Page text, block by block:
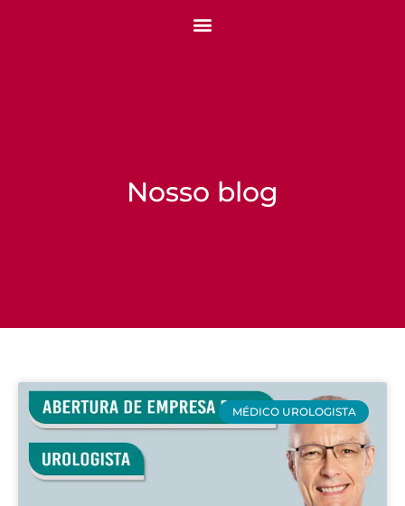
Nosso blog
MÉDICO UROLOGISTA